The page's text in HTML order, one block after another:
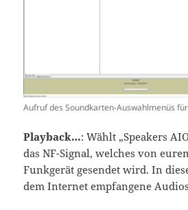
Aufruf des Soundkarten-Auswahlmenüs
Playback…: Wählt „Speakers
das NF-Signal, welches von
Funkgerät gesendet wird. In
dem Internet empfangene